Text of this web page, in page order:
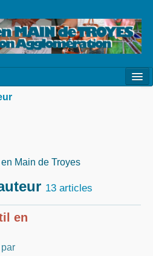
Main de Troyes
13 articles
en
par